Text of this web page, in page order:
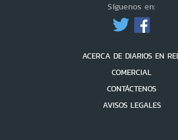
Síguenos en:
ACERCA DE DIARIOS EN
COMERCIAL
CONTÁCTENOS
AVISOS LEGALES